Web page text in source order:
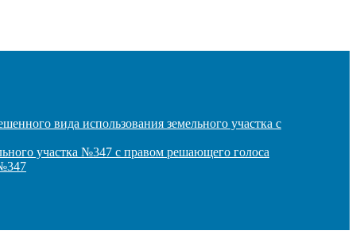
вида использования земельного участка с
участка №347 с правом решающего голоса